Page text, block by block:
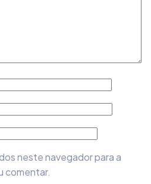
neste navegador para a
comentar.